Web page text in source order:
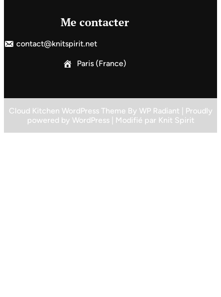
Me contacter
contact@knitspirit.net
Paris (France)
Cloud Kitchen WordPress Theme By WP Radiant | Proudly
powered by WordPress| Modifié par Knit Spirit